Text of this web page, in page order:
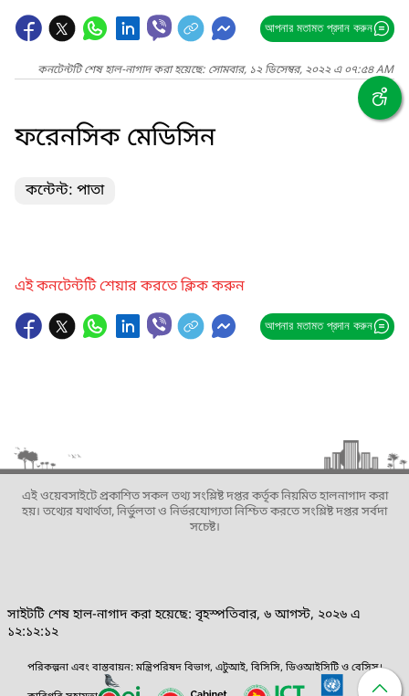
আপনার মতামত প্রদান করুন
কনটেন্টটি শেষ হাল-নাগাদ করা হয়েছে: সোমবার, ১২ ডিসেম্বর, ২০২২ এ ০৭:৫৪ AM
ফরেনসিক মেডিসিন
কন্টেন্ট: পাতা
এই কনটেন্টটি শেয়ার করতে ক্লিক করুন
আপনার মতামত প্রদান করুন
এই ওয়েবসাইটে প্রকাশিত সকল তথ্য সংশ্লিষ্ট দপ্তর কর্তৃক নিয়মিত হালনাগাদ করা
হয়। তথ্যের যথার্থতা, নির্ভুলতা ও নির্ভরযোগ্যতা নিশ্চিত করতে সংশ্লিষ্ট দপ্তর সর্বদা
সচেষ্ট।
সাইটটি শেষ হাল-নাগাদ করা হয়েছে: বৃহস্পতিবার, ৬ আগস্ট, ২০২৬ এ
১২:১২:১২
পরিকল্পনা এবং বাস্তবায়ন: মন্ত্রিপরিষদ বিভাগ, এটুআই, বিসিসি, ডিওআইসিটি ও বেসিস।